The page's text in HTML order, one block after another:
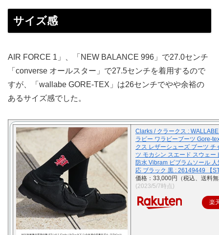
サイズ感
AIR FORCE 1」、「NEW BALANCE 996」で27.0センチ
「converse オールスター」で27.5センチを着用するので
すが、「wallabe GORE-TEX」は26センチでやや余裕の
あるサイズ感でした。
Clarks / クラークス :
ラビー ワラビーブーツ Gore-
クス レザーシューズ ブーツ チ
ツ モカシン スエード スウェー
防水 Vibram ビブラムソール
応 ブラック 黒 : 26149449 【
価格：33,000円（税込、送料
(2023/5/7時点)
楽